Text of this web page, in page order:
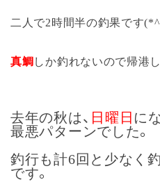
二人で2時間半の釣果です
真鯛しか釣れないので帰港し
去年の秋は、 日曜日に
最悪パターンでした。
釣行も計6回と少なく
です。